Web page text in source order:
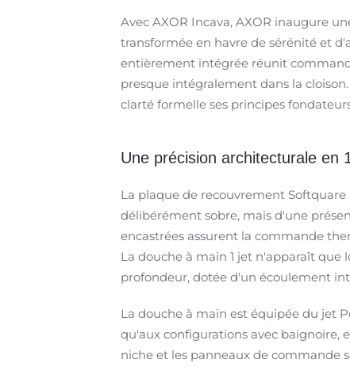
Avec AXOR Incava, AXOR inaugure
transformée en havre de sérénité et
entièrement intégrée réunit
presque intégralement dans la
clarté formelle ses principes
Une précision architecturale en
La plaque de recouvrement
délibérément sobre, mais d'une
encastrées assurent la commande
La douche à main 1 jet n'apparaît que
profondeur, dotée d'un écoulement
La douche à main est équipée du jet
qu'aux configurations avec baignoire,
niche et les panneaux de commande